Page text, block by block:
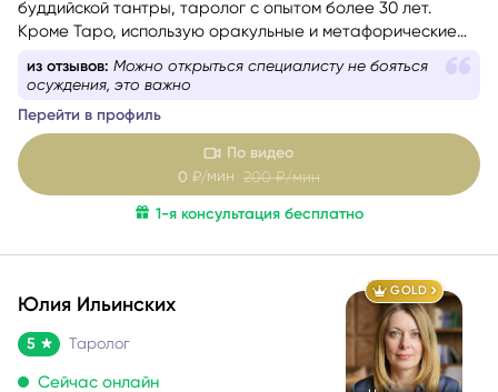
буддийской тантры, таролог с опытом более 30 лет.
Кроме Таро, использую оракульные и метафорические
благоприятных условий для важных событий применяю
сложным выбором или чувствуете, что попали в ловушку
повторяющегося сценария, испытываете тревогу и не
понимаете, что делать дальше, я бережно помогу вам
разобраться в ситуации, найти решение или определить
стратегию движения к цели, обрести уверенность.
из отзывов: Можно открыться специалисту не бояться
осуждения, это важно
Перейти в профиль
По видео
0 ₽/мин 200 ₽/мин
1-я консультация бесплатно
GOLD
Юлия Ильинских
5 Таролог
Сейчас онлайн